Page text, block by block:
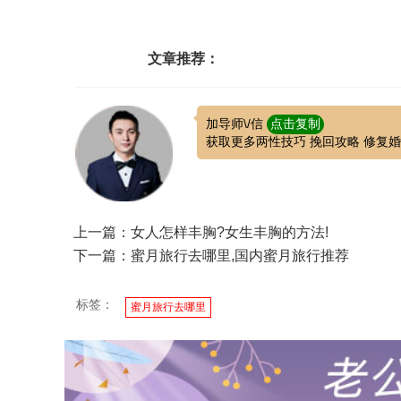
文章推荐：
加导师\/信
点击复制
获取更多两性技巧 挽回攻略 修复
上一篇：女人怎样丰胸?女生丰胸的方法!
下一篇：蜜月旅行去哪里,国内蜜月旅行推荐
标签： 蜜月旅行去哪里